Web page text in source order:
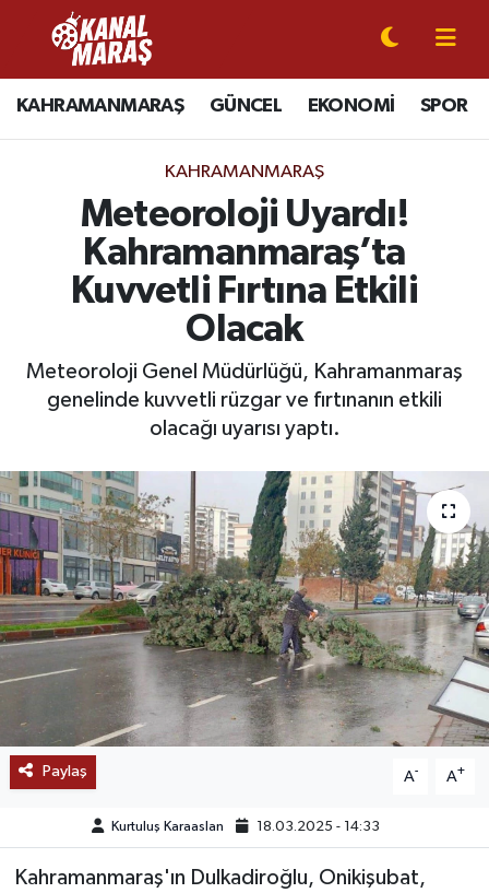
KAHRAMANMARAŞ GÜNCEL EKONOMİ SPOR
KAHRAMANMARAŞ
Meteoroloji Uyardı!
Kahramanmaraş’ta
Kuvvetli Fırtına Etkili
Olacak
Meteoroloji Genel Müdürlüğü, Kahramanmaraş
genelinde kuvvetli rüzgar ve fırtınanın etkili
olacağı uyarısı yaptı.
Paylaş A- A+
Kurtuluş Karaaslan 18.03.2025 - 14:33
Kahramanmaraş'ın Dulkadiroğlu, Onikişubat,
CANLI YAYIN
KAHRAMANMARAŞ
SPOR
SİYASET
EKONOMİ
MAGAZİN
SAĞLIK
EĞİTİM
BÖLGE
KEŞFET
POPÜLER
Kahramanmaraş Nöbetçi Eczaneler
Kahramanmaraş Hava Durumu
Kahramanmaraş Namaz Vakitleri
Kahramanmaraş Trafik Yoğunluk Haritası
Süper Lig Puan Durumu ve Fikstür
Tüm Manşetler
Son Dakika Haberleri
Haber Arşivi